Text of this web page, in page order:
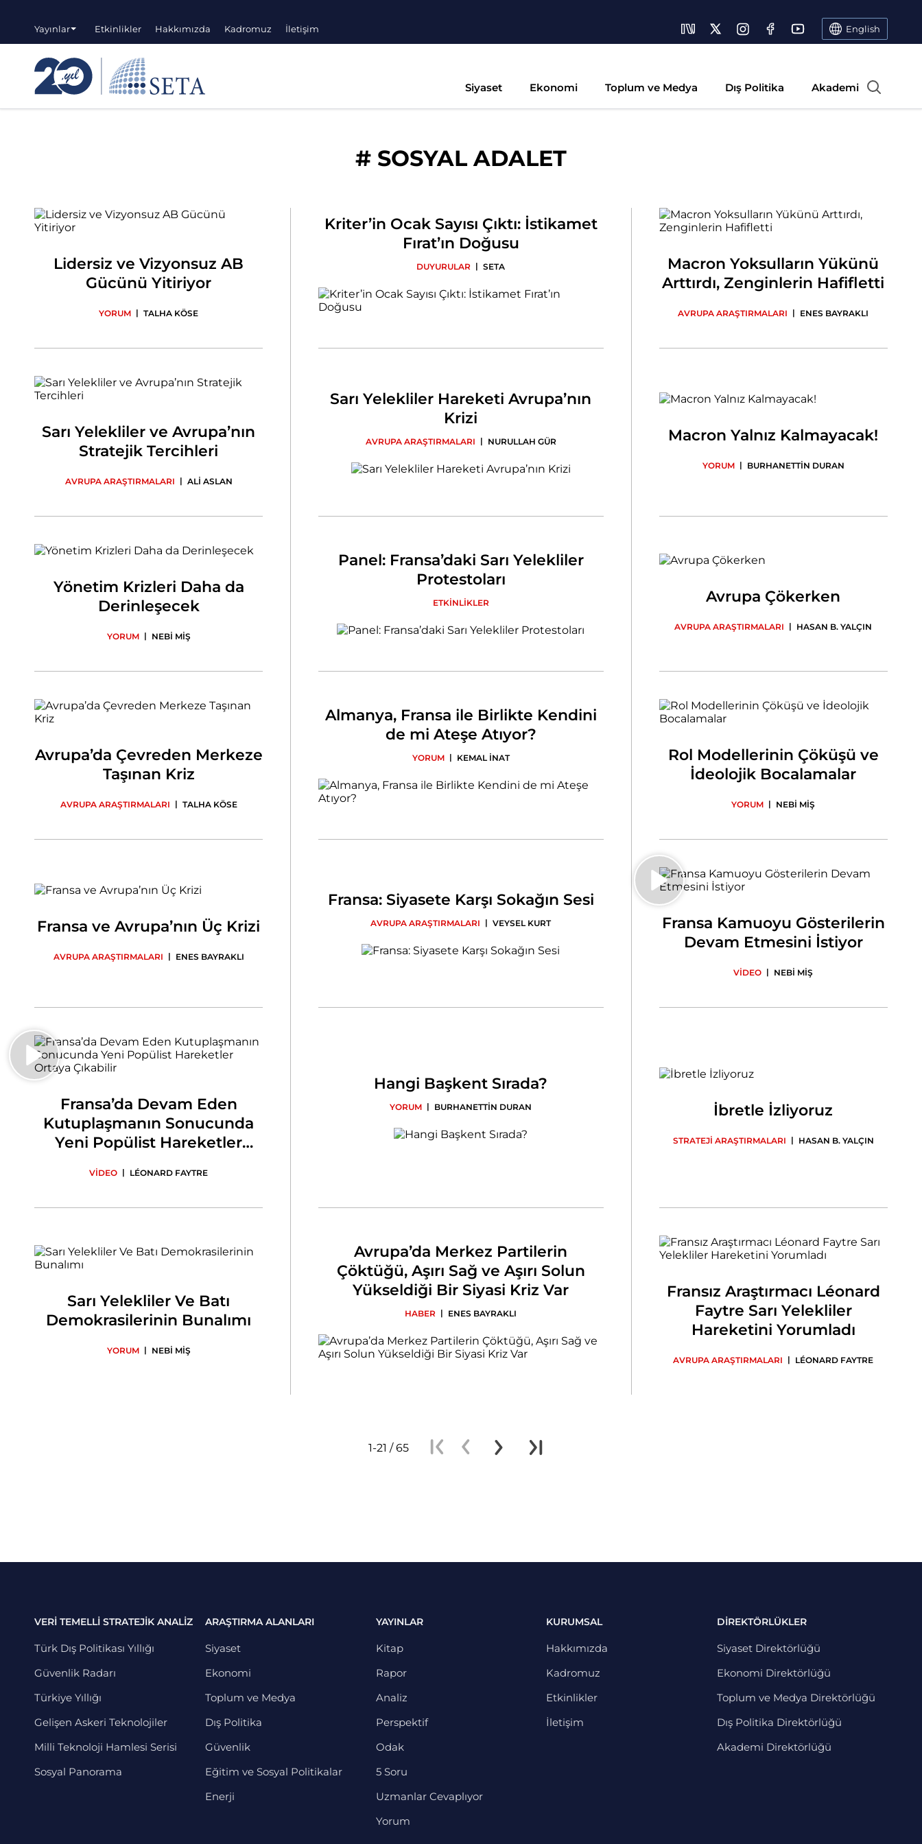
Yayınlar Etkinlikler Hakkımızda Kadromuz İletişim English
Siyaset Ekonomi Toplum ve Medya Dış Politika Akademi
# SOSYAL ADALET
Lidersiz ve Vizyonsuz AB
Gücünü Yitiriyor
YORUM | TALHA KÖSE
Kriter’in Ocak Sayısı Çıktı: İstikamet
Fırat’ın Doğusu
DUYURULAR | SETA
Macron Yoksulların Yükünü
Arttırdı, Zenginlerin Hafifletti
AVRUPA ARAŞTIRMALARI | ENES BAYRAKLI
Sarı Yelekliler ve Avrupa’nın
Stratejik Tercihleri
AVRUPA ARAŞTIRMALARI | ALİ ASLAN
Sarı Yelekliler Hareketi Avrupa’nın
Krizi
AVRUPA ARAŞTIRMALARI | NURULLAH GÜR Macron Yalnız Kalmayacak!
YORUM | BURHANETTİN DURAN
Yönetim Krizleri Daha da
Derinleşecek
YORUM | NEBİ MİŞ
Panel: Fransa’daki Sarı Yelekliler
Protestoları
ETKİNLİKLER Avrupa Çökerken
AVRUPA ARAŞTIRMALARI | HASAN B. YALÇIN
Avrupa’da Çevreden Merkeze
Taşınan Kriz
AVRUPA ARAŞTIRMALARI | TALHA KÖSE
Almanya, Fransa ile Birlikte Kendini
de mi Ateşe Atıyor?
YORUM | KEMAL İNAT
Rol Modellerinin Çöküşü ve
İdeolojik Bocalamalar
YORUM | NEBİ MİŞ
Fransa ve Avrupa’nın Üç Krizi
AVRUPA ARAŞTIRMALARI | ENES BAYRAKLI
Fransa: Siyasete Karşı Sokağın Sesi
AVRUPA ARAŞTIRMALARI | VEYSEL KURT
Fransa Kamuoyu Gösterilerin
Devam Etmesini İstiyor
VİDEO | NEBİ MİŞ
Fransa’da Devam Eden
Kutuplaşmanın Sonucunda
Yeni Popülist Hareketler
VİDEO | LÉONARD FAYTRE
Hangi Başkent Sırada?
YORUM | BURHANETTİN DURAN İbretle İzliyoruz
STRATEJİ ARAŞTIRMALARI | HASAN B. YALÇIN
Sarı Yelekliler Ve Batı
Demokrasilerinin Bunalımı
YORUM | NEBİ MİŞ
Avrupa’da Merkez Partilerin
Çöktüğü, Aşırı Sağ ve Aşırı Solun
Yükseldiği Bir Siyasi Kriz Var
HABER | ENES BAYRAKLI
Fransız Araştırmacı Léonard
Faytre Sarı Yelekliler
Hareketini Yorumladı
AVRUPA ARAŞTIRMALARI | LÉONARD FAYTRE
1-21 / 65
VERİ TEMELLİ STRATEJİK ANALİZ
Türk Dış Politikası Yıllığı
Güvenlik Radarı
Türkiye Yıllığı
Gelişen Askeri Teknolojiler
Milli Teknoloji Hamlesi Serisi
Sosyal Panorama
ARAŞTIRMA ALANLARI
Siyaset
Ekonomi
Toplum ve Medya
Dış Politika
Güvenlik
Eğitim ve Sosyal Politikalar
Enerji
YAYINLAR
Kitap
Rapor
Analiz
Perspektif
Odak
5 Soru
Uzmanlar Cevaplıyor
Yorum
KURUMSAL
Hakkımızda
Kadromuz
Etkinlikler
İletişim
DİREKTÖRLÜKLER
Siyaset Direktörlüğü
Ekonomi Direktörlüğü
Toplum ve Medya Direktörlüğü
Dış Politika Direktörlüğü
Akademi Direktörlüğü